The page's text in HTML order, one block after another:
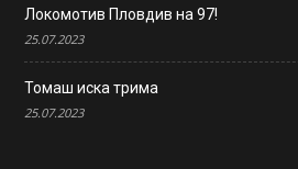
Локомотив Пловдив на 97!
25.07.2023
Томаш иска трима
25.07.2023